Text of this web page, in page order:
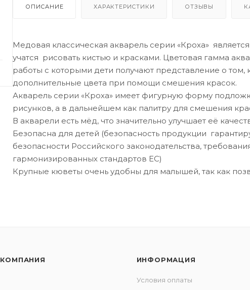
ОПИСАНИЕ ХАРАКТЕРИСТИКИ ОТЗЫВЫ
Медовая классическая акварель серии «Кроха»
учатся рисовать кистью и красками. Цветовая гамма
работы с которыми дети получают представление о
дополнительные цвета при помощи смешения красок.
Акварель серии «Кроха» имеет фигурную форму
рисунков, а в дальнейшем как палитру для смешения
В акварели есть мёд, что значительно улучшает её
Безопасна для детей (безопасность продукции
безопасности Российского законодательства,
гармонизированных стандартов ЕС)
Крупные кюветы очень удобны для малышей, так как
КОМПАНИЯ ИНФОРМАЦИЯ
Условия оплаты